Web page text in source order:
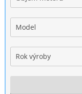
Model
Rok výroby